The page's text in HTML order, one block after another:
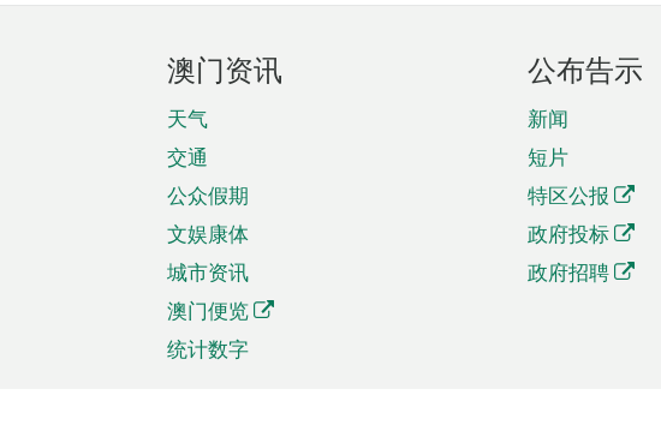
澳门资讯
天气
交通
公众假期
文娱康体
城市资讯
澳门便览
统计数字
公布告示
新闻
短片
特区公报
政府投标
政府招聘